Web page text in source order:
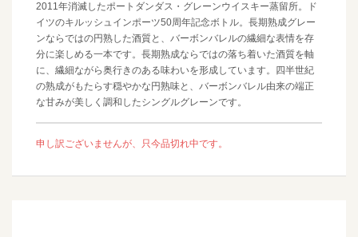
2011年消滅したポートダンダス・グレーンウイスキー蒸留所。ド
イツのキルッシュインポーツ50周年記念ボトル。長期熟成グレー
ンならではの円熟した酒質と、バーボンバレルの繊細な表情を存
分に楽しめる一本です。長期熟成ならではの落ち着いた酒質を軸
に、繊細ながら奥行きのある味わいを形成しています。四半世紀
の熟成がもたらす穏やかな円熟味と、バーボンバレル由来の端正
な甘みが美しく調和したシングルグレーンです。
申し訳ございませんが、只今品切れ中です。